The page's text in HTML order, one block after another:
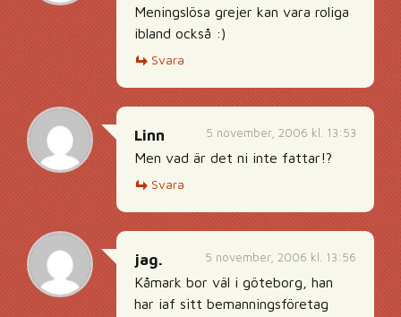
Meningslösa grejer kan vara roliga
ibland också :)
Svara
5 november, 2006 kl. 13:53
Linn
Men vad är det ni inte fattar!?
Svara
5 november, 2006 kl. 13:56
jag.
Kåmark bor väl i göteborg, han
har iaf sitt bemanningsföretag